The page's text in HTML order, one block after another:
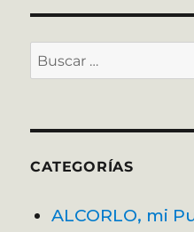
Buscar
por:
CATEGORÍAS
ALCORLO, mi